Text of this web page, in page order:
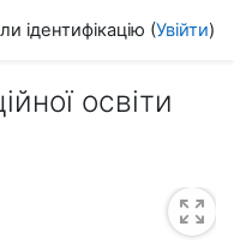
пошуку
ідентифікацію (Увійти)
освіти